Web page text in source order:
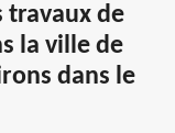
travaux de
la ville de
dans le